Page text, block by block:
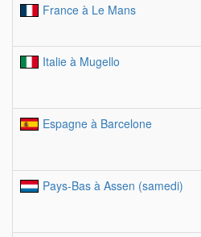
France à Le Mans
Italie à Mugello
Espagne à Barcelone
Pays-Bas à Assen (samedi)